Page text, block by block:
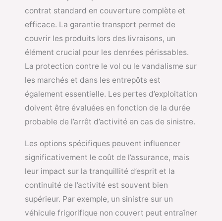
contrat standard en couverture complète et
efficace. La garantie transport permet de
couvrir les produits lors des livraisons, un
élément crucial pour les denrées périssables.
La protection contre le vol ou le vandalisme sur
les marchés et dans les entrepôts est
également essentielle. Les pertes d’exploitation
doivent être évaluées en fonction de la durée
probable de l’arrêt d’activité en cas de sinistre.
Les options spécifiques peuvent influencer
significativement le coût de l’assurance, mais
leur impact sur la tranquillité d’esprit et la
continuité de l’activité est souvent bien
supérieur. Par exemple, un sinistre sur un
véhicule frigorifique non couvert peut entraîner